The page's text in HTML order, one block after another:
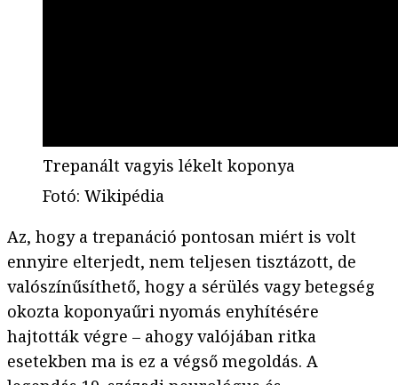
Trepanált vagyis lékelt koponya
Fotó: Wikipédia
Az, hogy a trepanáció pontosan miért is volt
ennyire elterjedt, nem teljesen tisztázott, de
valószínűsíthető, hogy a sérülés vagy betegség
okozta koponyaűri nyomás enyhítésére
hajtották végre – ahogy valójában ritka
esetekben ma is ez a végső megoldás. A